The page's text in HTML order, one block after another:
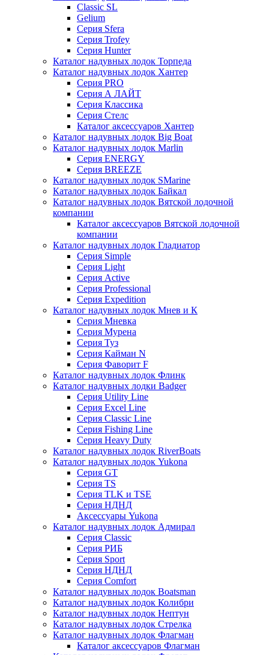
Classic SL
Gelium
Серия Sfera
Серия Trofey
Серия Hunter
Каталог надувных лодок Торпеда
Каталог надувных лодок Хантер
Серия PRO
Серия А ЛАЙТ
Серия Классика
Серия Стелс
Каталог аксессуаров Хантер
Каталог надувных лодок Big Boat
Каталог надувных лодок Marlin
Серия ENERGY
Серия BREEZE
Каталог надувных лодок SMarine
Каталог надувных лодок Байкал
Каталог надувных лодок Вятской лодочной
компании
Каталог аксессуаров Вятской лодочной
компании
Каталог надувных лодок Гладиатор
Серия Simple
Серия Light
Серия Active
Серия Professional
Серия Expedition
Каталог надувных лодок Мнев и К
Серия Мневка
Серия Мурена
Серия Туз
Серия Кайман N
Серия Фаворит F
Каталог надувных лодок Флинк
Каталог надувных лодки Badger
Серия Utility Line
Серия Excel Line
Серия Classic Line
Серия Fishing Line
Серия Heavy Duty
Каталог надувных лодок RiverBoats
Каталог надувных лодок Yukona
Серия GT
Серия TS
Серия TLK и TSE
Серия НДНД
Аксессуары Yukona
Каталог надувных лодок Адмирал
Серия Classic
Серия РИБ
Серия Sport
Серия НДНД
Серия Comfort
Каталог надувных лодок Boatsman
Каталог надувных лодок Колибри
Каталог надувных лодок Нептун
Каталог надувных лодок Стрелка
Каталог надувных лодок Флагман
Каталог аксессуаров Флагман